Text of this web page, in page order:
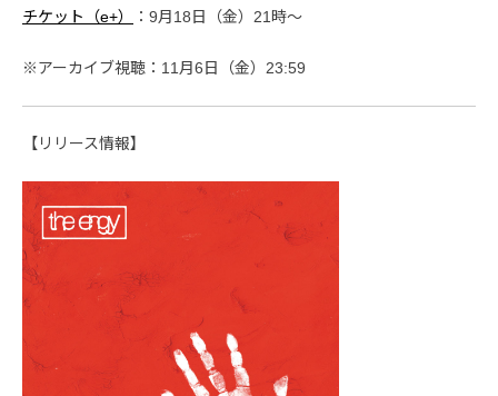
チケット（e+） ：9月18日（金）21時〜
※アーカイブ視聴：11月6日（金）23:59
【リリース情報】